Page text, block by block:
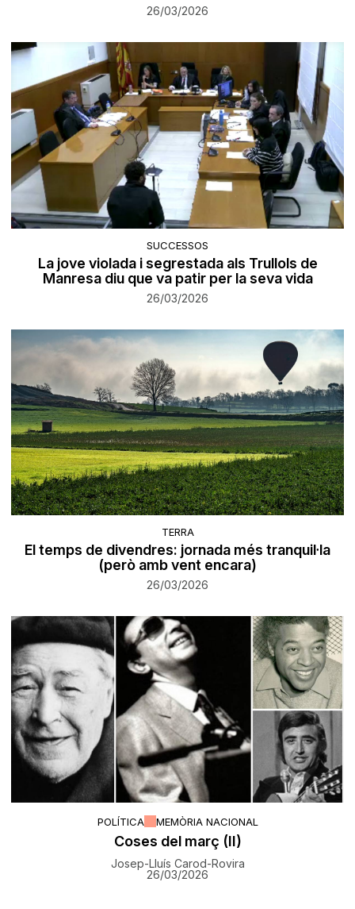
26/03/2026
SUCCESSOS
La jove violada i segrestada als Trullols de
Manresa diu que va patir per la seva vida
26/03/2026
TERRA
El temps de divendres: jornada més tranquil·la
(però amb vent encara)
26/03/2026
POLÍTICA MEMÒRIA NACIONAL
Coses del març (II)
Josep-Lluís Carod-Rovira
26/03/2026